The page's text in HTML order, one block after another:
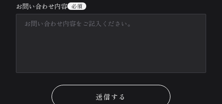
お問い合わせ内容 必須